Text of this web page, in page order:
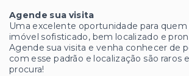
Agende sua visita
Uma excelente oportunidade para quem
imóvel sofisticado, bem localizado e
Agende sua visita e venha conhecer de
com esse padrão e localização são raros
procura!